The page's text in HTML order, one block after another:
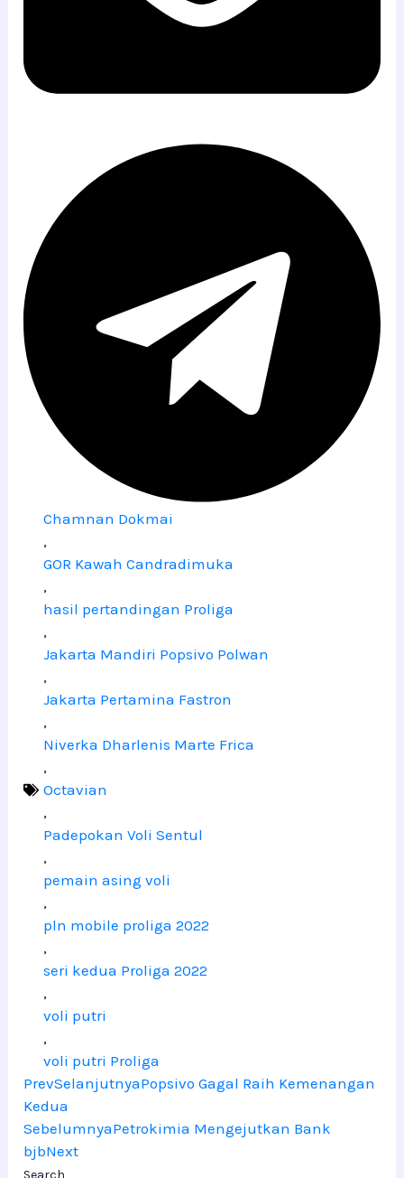
Chamnan Dokmai
,
GOR Kawah Candradimuka
,
hasil pertandingan Proliga
,
Jakarta Mandiri Popsivo Polwan
,
Jakarta Pertamina Fastron
,
Niverka Dharlenis Marte Frica
,
Octavian
,
Padepokan Voli Sentul
,
pemain asing voli
,
pln mobile proliga 2022
,
seri kedua Proliga 2022
,
voli putri
,
voli putri Proliga
PrevSelanjutnyaPopsivo Gagal Raih Kemenangan
Kedua
SebelumnyaPetrokimia Mengejutkan Bank
bjbNext
Search